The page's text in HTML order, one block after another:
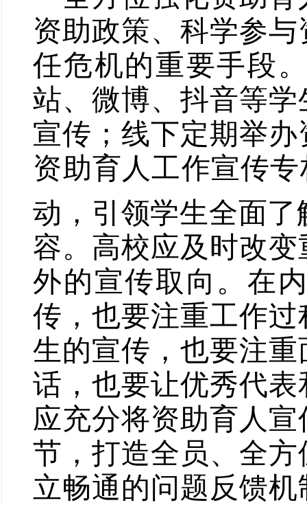
资助政策、科学参
任危机的重要手段
站、微博、抖音等
宣传；线下定期举
资助育人工作宣传
动，引领学生全面
容。高校应及时改
外的宣传取向。在
传，也要注重工作
生的宣传，也要注
话，也要让优秀代
应充分将资助育人
节，打造全员、全
立畅通的问题反馈